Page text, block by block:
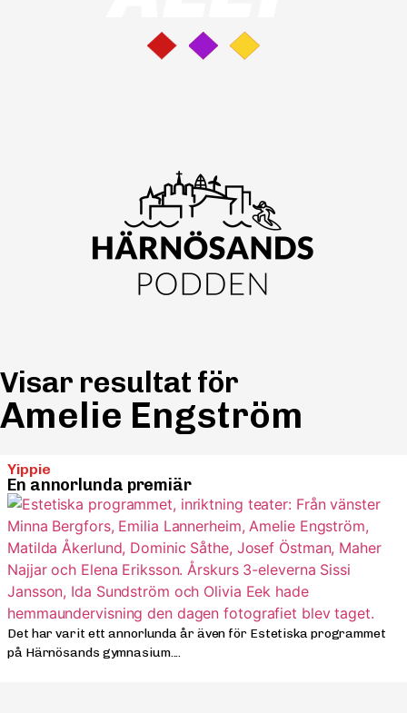
Visar resultat för
Amelie Engström
Yippie
En annorlunda premiär
Det har varit ett annorlunda år även för Estetiska programmet
på Härnösands gymnasium....